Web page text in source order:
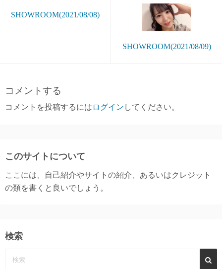
SHOWROOM(2021/08/08)
SHOWROOM(2021/08/09)
コメントする
コメントを投稿するには ログイン してください。
このサイトについて
ここには、自己紹介やサイトの紹介、あるいはクレジット
の類を書くと良いでしょう。
検索